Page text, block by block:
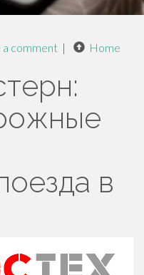
a comment | Home
в